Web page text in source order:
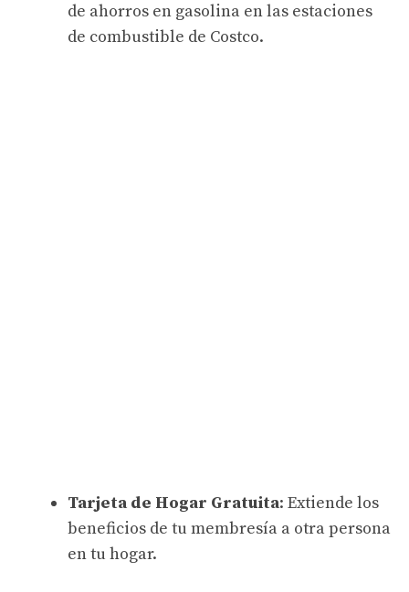
de ahorros en gasolina en las estaciones
de combustible de Costco.
Tarjeta de Hogar Gratuita: Extiende los
beneficios de tu membresía a otra persona
en tu hogar.